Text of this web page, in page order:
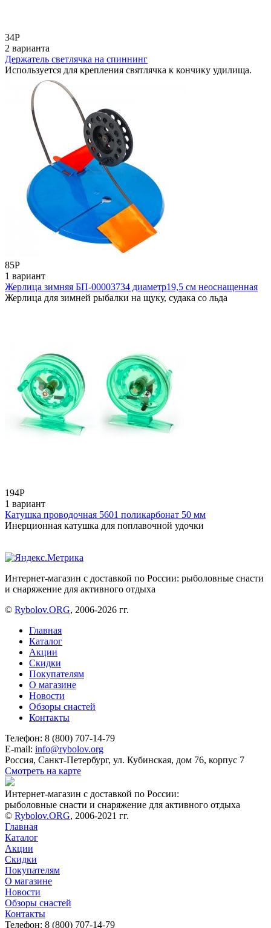
34Р
2 варианта
Держатель светлячка на спиннинг
Используется для крепления святлячка к кончику удилища.
85Р
1 вариант
Жерлица зимняя БП-00003734 диаметр19,5 см неоснащенная
Жерлица для зимней рыбалки на щуку, судака со льда
194Р
1 вариант
Катушка проводочная 5601 поликарбонат 50 мм
Инерционная катушка для поплавочной удочки
Интернет-магазин с доставкой по России: рыболовные снасти
и снаряжение для активного отдыха
© Rybolov.ORG, 2006-2026 гг.
Главная
Каталог
Акции
Скидки
Покупателям
О магазине
Новости
Обзоры снастей
Контакты
Телефон: 8 (800) 707-14-79
E-mail: info@rybolov.org
Россия, Санкт-Петербург, ул. Кубинская, дом 76, корпус 7
Смотреть на карте
Интернет-магазин с доставкой по России:
рыболовные снасти и снаряжение для активного отдыха
© Rybolov.ORG, 2006-2021 гг.
Главная
Каталог
Акции
Скидки
Покупателям
О магазине
Новости
Обзоры снастей
Контакты
Телефон: 8 (800) 707-14-79